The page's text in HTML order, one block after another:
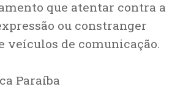
que atentar contra a
ou constranger
veículos de comunicação.
Paraíba